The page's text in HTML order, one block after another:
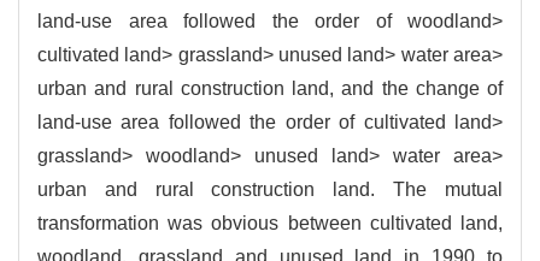
land-use area followed the order of woodland>
cultivated land> grassland> unused land> water area>
urban and rural construction land, and the change of
land-use area followed the order of cultivated land>
grassland> woodland> unused land> water area>
urban and rural construction land. The mutual
transformation was obvious between cultivated land,